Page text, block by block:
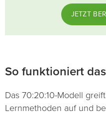
JETZT
So funktioniert
Das 70:20:10-Modell
Lernmethoden auf und